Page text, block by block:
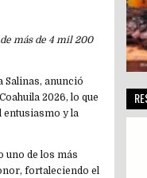
más de 4 mil 200
Salinas, anunció
2026, lo que
entusiasmo y la
uno de los más
fortaleciendo el